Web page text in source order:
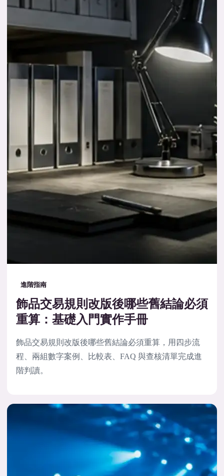
進階指南
飾品交易規則改版後哪些舊結論必須
重算：基礎入門實作手冊
飾品交易規則改版後哪些舊結論必須重算，用四步流
程、兩組數字案例、比較表、FAQ 與查核清單完成進
階判讀。